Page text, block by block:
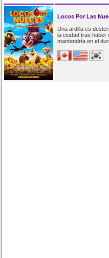
Locos Por Las
Una ardilla es
la ciudad tras haber
mantendría en el